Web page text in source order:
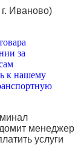
Иваново)
за
к нашему
менеджер
услуги